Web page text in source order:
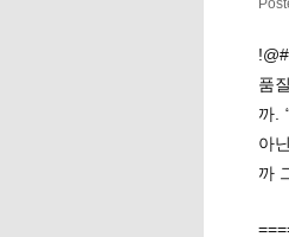
품
까.
아
까